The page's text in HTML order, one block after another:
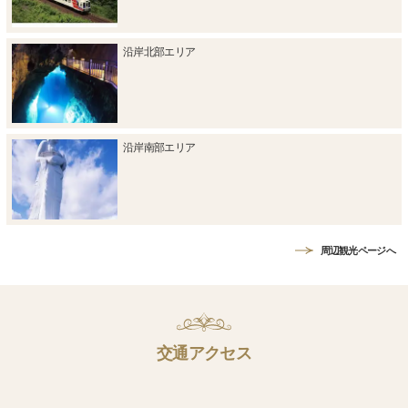
沿岸北部エリア
沿岸南部エリア
周辺観光ページへ
交通アクセス